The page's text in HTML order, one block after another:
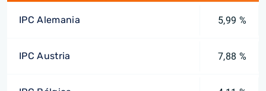
IPC Alemania 5,99 %
IPC Austria 7,88 %